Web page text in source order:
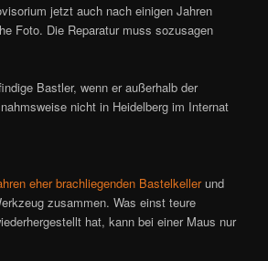
jetzt auch nach einigen Jahren
Foto. Die Reparatur muss sozusagen
Bastler, wenn er außerhalb der
nicht in Heidelberg im Internat
eher brachliegenden Bastelkellerund
zusammen. Was einst teure
hat, kann bei einer Maus nur